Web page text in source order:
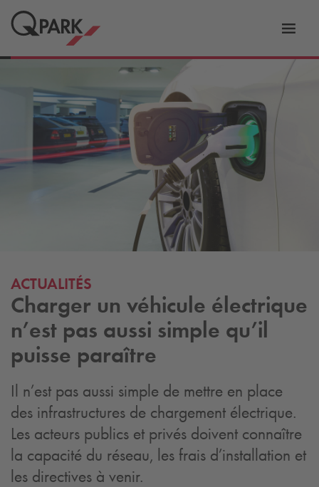
vers
ACTUALITÉS
Charger un véhicule électrique
n’est pas aussi simple qu’il
puisse paraître
Il n’est pas aussi simple de mettre en place
des infrastructures de chargement électrique.
Les acteurs publics et privés doivent connaître
la capacité du réseau, les frais d’installation et
les directives à venir.